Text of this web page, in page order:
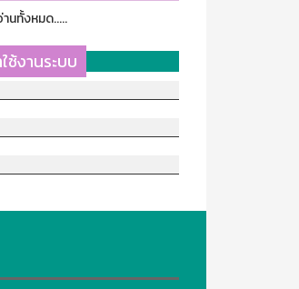
านทั้งหมด.....
ช้งานระบบ